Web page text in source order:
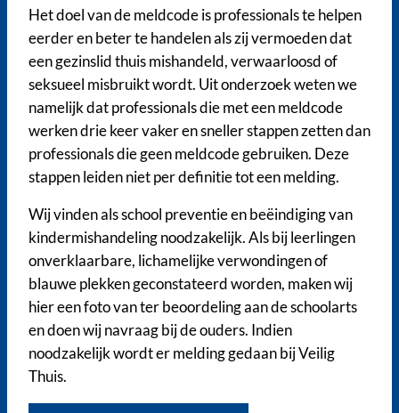
Het doel van de meldcode is professionals te helpen
eerder en beter te handelen als zij vermoeden dat
een gezinslid thuis mishandeld, verwaarloosd of
seksueel misbruikt wordt. Uit onderzoek weten we
namelijk dat professionals die met een meldcode
werken drie keer vaker en sneller stappen zetten dan
professionals die geen meldcode gebruiken. Deze
stappen leiden niet per definitie tot een melding.
Wij vinden als school preventie en beëindiging van
kindermishandeling noodzakelijk. Als bij leerlingen
onverklaarbare, lichamelijke verwondingen of
blauwe plekken geconstateerd worden, maken wij
hier een foto van ter beoordeling aan de schoolarts
en doen wij navraag bij de ouders. Indien
noodzakelijk wordt er melding gedaan bij Veilig
Thuis.